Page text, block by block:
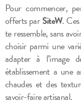
Pour commencer,
offerts parSiteW.
te ressemble, sans
choisir parmi une
adapter à l’image
établissement a une
chaudes et des
savoir-faire artisanal.